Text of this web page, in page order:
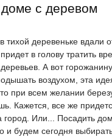
с деревом
деревеньке вдали
в голову тратить
А вот
воздухом, эта
при всем желании
Кажется, все же
город. Или... Посадить
и будем сегодня